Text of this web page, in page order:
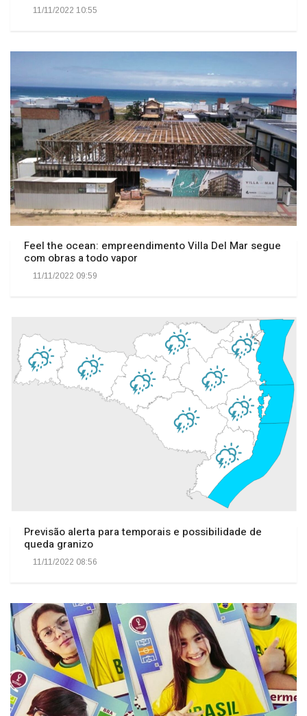
11/11/2022 10:55
Feel the ocean: empreendimento Villa Del Mar segue
com obras a todo vapor
11/11/2022 09:59
Previsão alerta para temporais e possibilidade de
queda granizo
11/11/2022 08:56